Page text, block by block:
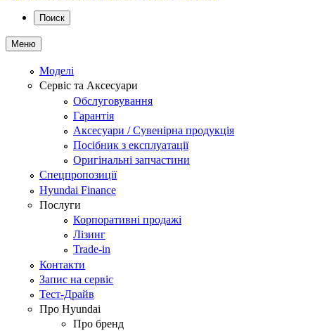
Поиск
Меню
Моделі
Сервіс та Аксесуари
Обслуговування
Гарантія
Аксесуари / Сувенірна продукція
Посібник з експлуатації
Оригінальні запчастини
Спецпропозиції
Hyundai Finance
Послуги
Корпоративні продажі
Лізинг
Trade-in
Контакти
Запис на сервіс
Тест-Драйв
Про Hyundai
Про бренд